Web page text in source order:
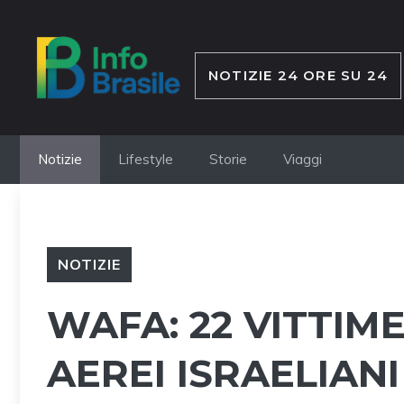
contenuto
NOTIZIE 24 ORE SU 24
Notizie Lifestyle Storie Viaggi
NOTIZIE
WAFA: 22
AEREI